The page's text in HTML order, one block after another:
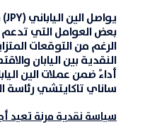
يواصلالين الياباني(
JPY
)
بعض العوامل التي تدعم
الرغم من التوقعات
النقدية بين اليابان
أداءً ضمن عملات الين
ساناي تاكايتشيرئاسة
سياسة نقدية مرنة تعيد